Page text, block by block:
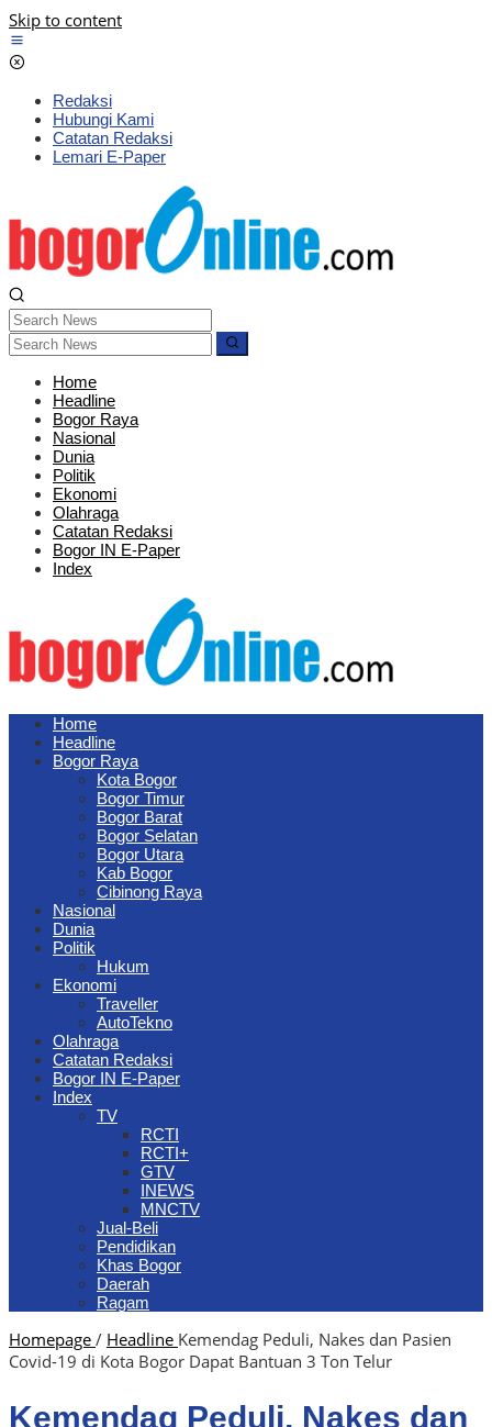
Skip to content
Redaksi
Hubungi Kami
Catatan Redaksi
Lemari E-Paper
Home
Headline
Bogor Raya
Nasional
Dunia
Politik
Ekonomi
Olahraga
Catatan Redaksi
Bogor IN E-Paper
Index
Home
Headline
Bogor Raya
Kota Bogor
Bogor Timur
Bogor Barat
Bogor Selatan
Bogor Utara
Kab Bogor
Cibinong Raya
Nasional
Dunia
Politik
Hukum
Ekonomi
Traveller
AutoTekno
Olahraga
Catatan Redaksi
Bogor IN E-Paper
Index
TV
RCTI
RCTI+
GTV
INEWS
MNCTV
Jual-Beli
Pendidikan
Khas Bogor
Daerah
Ragam
Homepage / Headline Kemendag Peduli, Nakes dan Pasien
Covid-19 di Kota Bogor Dapat Bantuan 3 Ton Telur
Kemendag Peduli, Nakes dan